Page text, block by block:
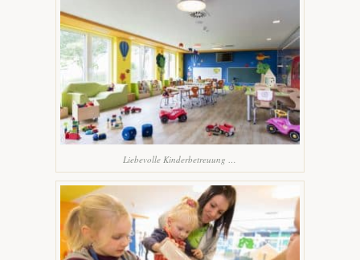
Liebevolle Kinderbetreuung …